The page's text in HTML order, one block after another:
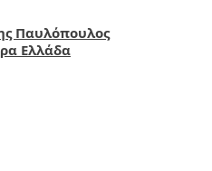
Παυλόπουλος
Ελλάδα